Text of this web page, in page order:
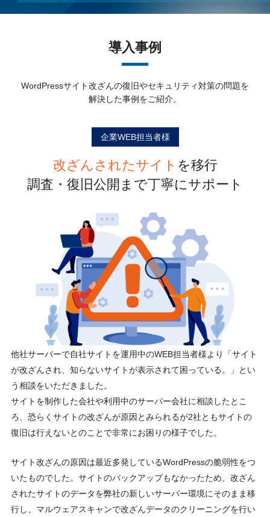
導入事例
WordPressサイト改ざんの復旧やセキュリティ対策の問題を
解決した事例をご紹介。
企業WEB担当者様
改ざんされたサイト を移行
調査・復旧公開まで丁寧にサポート
他社サーバーで自社サイトを運用中のWEB担当者様より「サイト
が改ざんされ、知らないサイトが表示されて困っている。」とい
う相談をいただきました。
サイトを制作した会社や利用中のサーバー会社に相談したとこ
ろ、恐らくサイトの改ざんが原因とみられるが2社ともサイトの
復旧は行えないとのことで非常にお困りの様子でした。
サイト改ざんの原因は最近多発しているWordPressの脆弱性をつ
いたものでした。サイトのバックアップもなかったため、改ざん
されたサイトのデータを弊社の新しいサーバー環境にそのまま移
行し、マルウェアスキャンで改ざんデータのクリーニングを行い